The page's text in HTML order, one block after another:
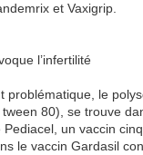
et Vaxigrip.
l’infertilité
le
80), se trouve
un vaccin
le vaccin Gardasil